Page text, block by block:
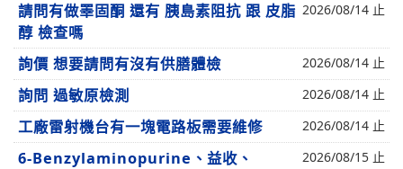
請問有做睪固酮 還有 胰島素阻抗 跟 皮脂
醇 檢查嗎
2026/08/14 止
詢價 想要請問有沒有供膳體檢 2026/08/14 止
詢問 過敏原檢測 2026/08/14 止
工廠雷射機台有一塊電路板需要維修 2026/08/14 止
6-Benzylaminopurine、益收、
2026/08/15 止